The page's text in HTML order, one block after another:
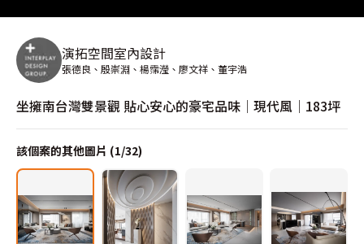
演拓空間室內設計
張德良、殷崇淵、楊霈瀅、廖文祥、董宇浩
坐擁南台灣雙景觀 貼心安心的豪宅品味│現代風│183坪
該個案的其他圖片 (1/32)